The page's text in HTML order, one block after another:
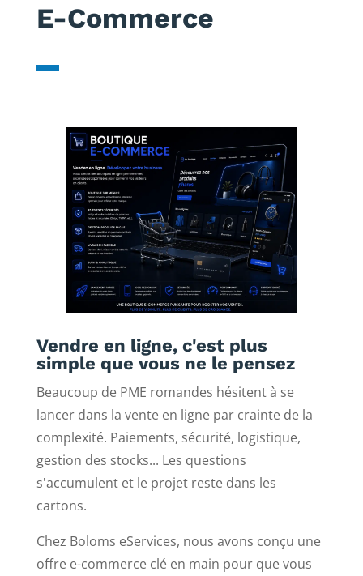
E-Commerce
Vendre en ligne, c'est plus
simple que vous ne le pensez
Beaucoup de PME romandes hésitent à se
lancer dans la vente en ligne par crainte de la
complexité. Paiements, sécurité, logistique,
gestion des stocks... Les questions
s'accumulent et le projet reste dans les
cartons.
Chez Boloms eServices, nous avons conçu une
offre e-commerce clé en main pour que vous